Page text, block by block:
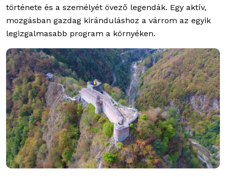
története és a személyét övező legendák. Egy aktív,
mozgásban gazdag kiránduláshoz a várrom az egyik
legizgalmasabb program a környéken.